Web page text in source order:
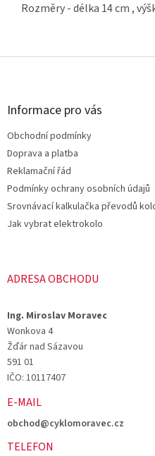
Rozměry - délka 14 cm ,
Z
Informace pro vás
Obchodní podmínky
Doprava a platba
Reklamační řád
Podmínky ochrany osobních údajů
Srovnávací kalkulačka převodů
Jak vybrat elektrokolo
ADRESA OBCHODU
Ing. Miroslav Moravec
Wonkova 4
Žďár nad Sázavou
591 01
IČO: 10117407
E-MAIL
obchod@cyklomoravec.cz
TELEFON